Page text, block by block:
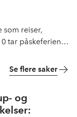
som reiser,
tar påskeferien i
Se flere saker
og